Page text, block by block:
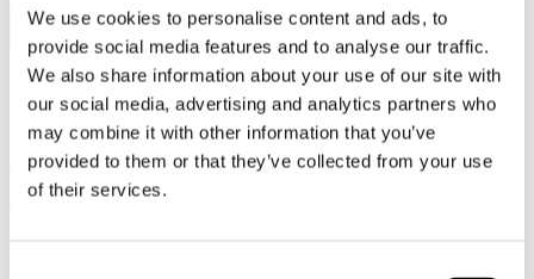
We use cookies to personalise content and ads, to
provide social media features and to analyse our traffic.
We also share information about your use of our site with
our social media, advertising and analytics partners who
may combine it with other information that you’ve
provided to them or that they’ve collected from your use
of their services.
Home
Assocarta aderisce alla campagna
europea CEPI #greensource